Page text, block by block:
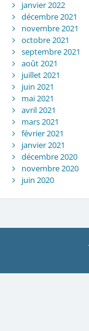
janvier 2022
décembre 2021
novembre 2021
octobre 2021
septembre 2021
août 2021
juillet 2021
juin 2021
mai 2021
avril 2021
mars 2021
février 2021
janvier 2021
décembre 2020
novembre 2020
juin 2020